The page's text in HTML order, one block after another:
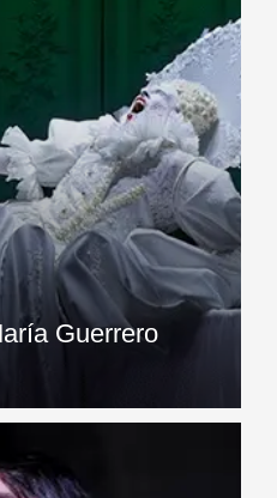
Guerrero